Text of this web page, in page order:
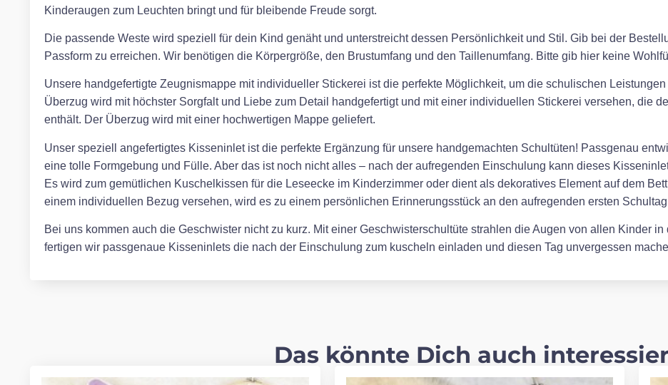
Kinderaugen zum Leuchten bringt und für bleibende Freude sorgt.
Die passende Weste wird speziell für dein Kind genäht und unterstreicht dessen Persönlichkeit und Stil. Gib bei der
Passform zu erreichen. Wir benötigen die Körpergröße, den Brustumfang und den Taillenumfang. Bitte gib hier keine
Unsere handgefertigte Zeugnismappe mit individueller Stickerei ist die perfekte Möglichkeit, um die schulischen
Überzug wird mit höchster Sorgfalt und Liebe zum Detail handgefertigt und mit einer individuellen Stickerei versehen, die
enthält. Der Überzug wird mit einer hochwertigen Mappe geliefert.
Unser speziell angefertigtes Kisseninlet ist die perfekte Ergänzung für unsere handgemachten Schultüten! Passgenau
eine tolle Formgebung und Fülle. Aber das ist noch nicht alles – nach der aufregenden Einschulung kann dieses
Es wird zum gemütlichen Kuschelkissen für die Leseecke im Kinderzimmer oder dient als dekoratives Element auf dem
einem individuellen Bezug versehen, wird es zu einem persönlichen Erinnerungsstück an den aufregenden ersten
Bei uns kommen auch die Geschwister nicht zu kurz. Mit einer Geschwisterschultüte strahlen die Augen von allen Kinder
fertigen wir passgenaue Kisseninlets die nach der Einschulung zum kuscheln einladen und diesen Tag unvergessen
Das könnte Dich auch